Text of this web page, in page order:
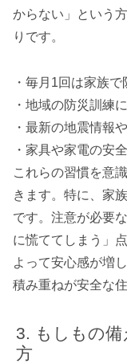
からない」という
りです。
・毎月1回は家族
・地域の防災訓練
・最新の地震情報
・家具や家電の安
これらの習慣を意
きます。特に、家
です。注意が必要
に慌ててしまう」
よって安心感が増
積み重ねが安全な
もしもの
方